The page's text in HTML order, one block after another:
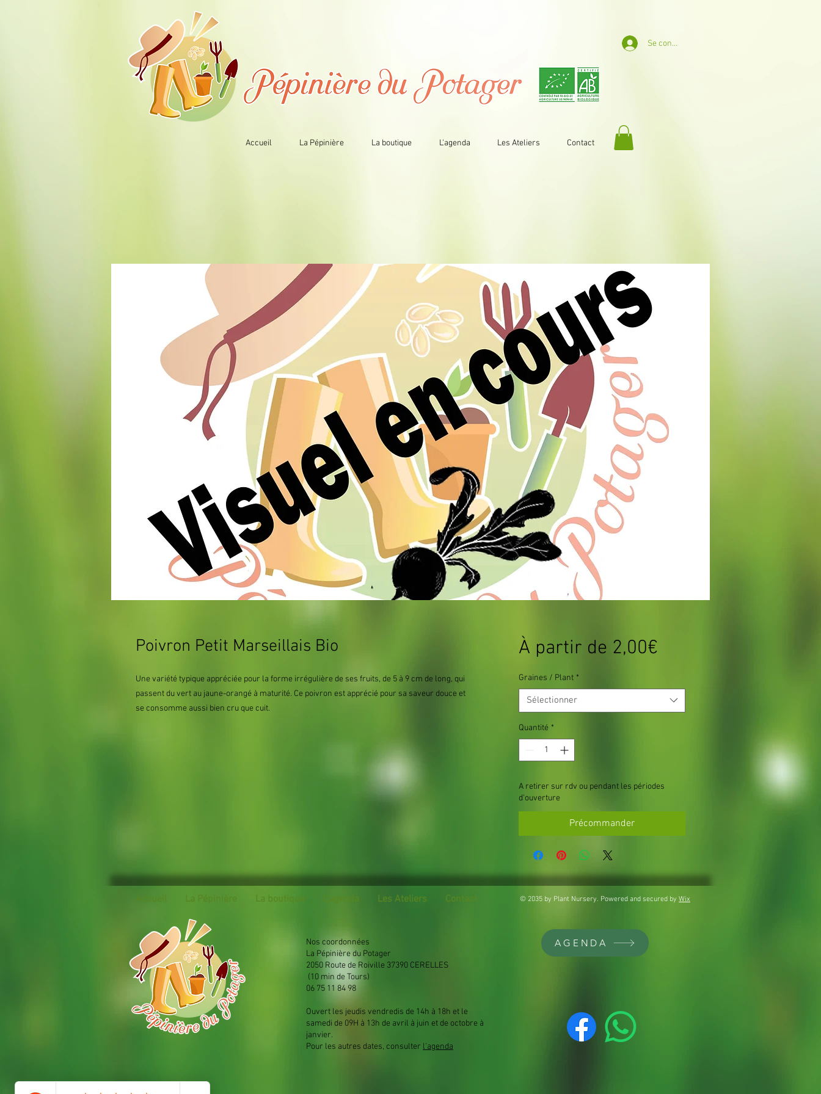
Accueil La Pépinière La boutique L'agenda Les Ateliers Contact
Se connecter
Poivron Petit Marseillais Bio
Une variété typique appréciée pour la forme irrégulière de ses fruits, de 5 à 9 cm de long, qui
passent du vert au jaune-orangé à maturité. Ce poivron est apprécié pour sa saveur douce et
se consomme aussi bien cru que cuit.
À partir de 2,00€Prix
Graines / Plant *
Sélectionner
Quantité *
A retirer sur rdv ou pendant les périodes
d'ouverture
Précommander
Les Ateliers Contact © 2035 by Plant Nursery. Powered and secured by Wix
Nos coordonnées
La Pépinière du Potager
2050 Route de Roiville 37390 CERELLES
(10 min de Tours)
06 75 11 84 98
Ouvert les jeudis vendredis de 14h à 18h et le
samedi de 09H à 13h de avril à juin et de octobre à
janvier.
Pour les autres dates, consulter l'agenda
AGENDA